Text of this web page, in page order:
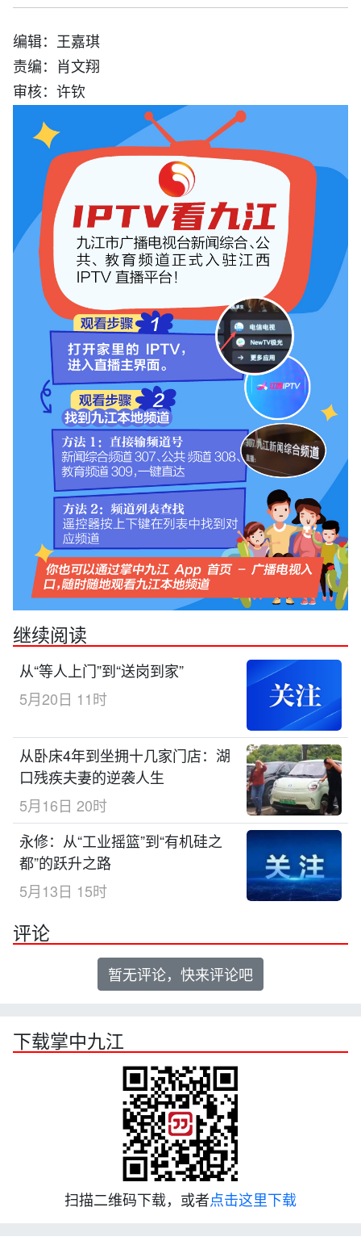
编辑：王嘉琪
责编：肖文翔
审核：许钦
继续阅读
从“等人上门”到“送岗到家”
5月20日 11时
从卧床4年到坐拥十几家门店：湖
口残疾夫妻的逆袭人生
5月16日 20时
永修：从“工业摇篮”到“有机硅之
都”的跃升之路
5月13日 15时
评论
暂无评论，快来评论吧
下载掌中九江
扫描二维码下载，或者点击这里下载